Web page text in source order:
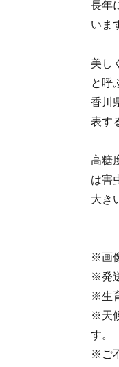
長年
いま
美し
と呼
香川
表す
高糖
は害
大き
※画
※発
※生
※天
す。
※ご